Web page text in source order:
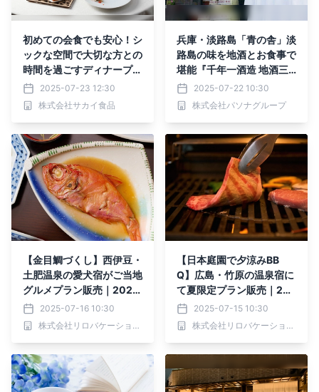
初めての会食でも安心！シ
ックな空間で大切な方との
時間を過ごすディナープラ
ン2025-07-23 12:30
株式会社サカイ食品
兵庫・淡路島「青の舎」淡
路島の味を地酒とお食事で
堪能『千年一酒造 地酒三
種飲み比べセット』7月22
日より提供
2025-07-22 10:30
株式会社パソナグループ
【金目鯛づくし】西伊豆・
土肥温泉の愛犬宿がご当地
グルメプラン販売｜2025
年7月～9月30日
2025-07-16 10:30
株式会社リロバケーションズ
【日本庭園で夕涼みBB
Q】広島・竹原の温泉宿に
て夏限定プラン販売｜202
5年7月～9月30日まで
2025-07-15 10:30
株式会社リロバケーションズ